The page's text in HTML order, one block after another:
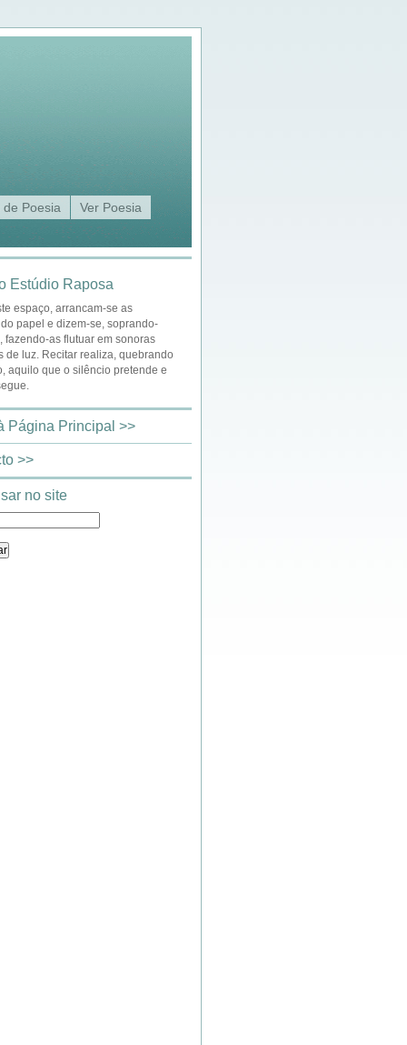
de Poesia Ver Poesia
Estúdio Raposa
espaço, arrancam-se as
papel e dizem-se, soprando-
fazendo-as flutuar em sonoras
de luz. Recitar realiza, quebrando
aquilo que o silêncio pretende e
Página Principal >>
>>
no site